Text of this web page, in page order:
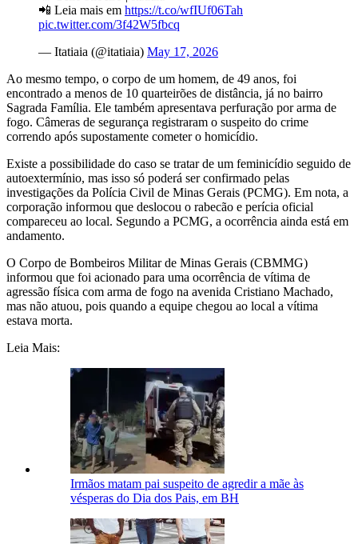
📲 Leia mais em https://t.co/wfIUf06Tah
pic.twitter.com/3f42W5fbcq
— Itatiaia (@itatiaia) May 17, 2026
Ao mesmo tempo, o corpo de um homem, de 49 anos, foi
encontrado a menos de 10 quarteirões de distância, já no bairro
Sagrada Família. Ele também apresentava perfuração por arma de
fogo. Câmeras de segurança registraram o suspeito do crime
correndo após supostamente cometer o homicídio.
Existe a possibilidade do caso se tratar de um feminicídio seguido de
autoextermínio, mas isso só poderá ser confirmado pelas
investigações da Polícia Civil de Minas Gerais (PCMG). Em nota, a
corporação informou que deslocou o rabecão e perícia oficial
compareceu ao local. Segundo a PCMG, a ocorrência ainda está em
andamento.
O Corpo de Bombeiros Militar de Minas Gerais (CBMMG)
informou que foi acionado para uma ocorrência de vítima de
agressão física com arma de fogo na avenida Cristiano Machado,
mas não atuou, pois quando a equipe chegou ao local a vítima
estava morta.
Leia Mais:
Irmãos matam pai suspeito de agredir a mãe às
vésperas do Dia dos Pais, em BH